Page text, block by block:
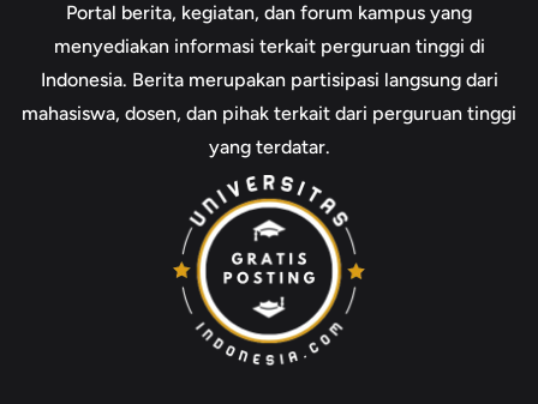
Portal berita, kegiatan, dan forum kampus yang
menyediakan informasi terkait perguruan tinggi di
Indonesia. Berita merupakan partisipasi langsung dari
mahasiswa, dosen, dan pihak terkait dari perguruan tinggi
yang terdatar.